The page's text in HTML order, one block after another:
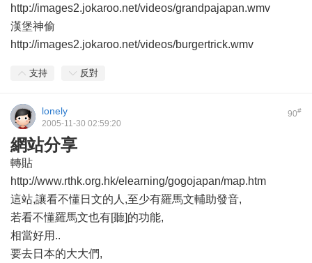
http://images2.jokaroo.net/videos/grandpajapan.wmv
漢堡神偷
http://images2.jokaroo.net/videos/burgertrick.wmv
支持 反對
90#
lonely
2005-11-30 02:59:20
網站分享
轉貼
http://www.rthk.org.hk/elearning/gogojapan/map.htm
這站,讓看不懂日文的人,至少有羅馬文輔助發音,
若看不懂羅馬文也有[聽]的功能,
相當好用..
要去日本的大大們,